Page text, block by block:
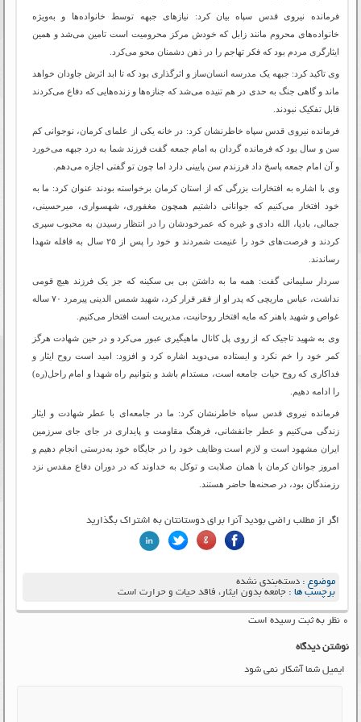
فرمانده نیروی قدس سپاه بیان کرد: نیازهای جبهه توسط خانواده‌ها و به‌ویژه
خانواده‌های محروم مانند زابل که خودش مرکز محرومیت است تامین می‌شد و همین
ایثارگری مردم بود که فکر تهاجم را در ذهن دشمنان محو می‌کرد.
وی تاکید کرد: جبهه یک مدرسه انسان‌ساز و اثرگذاری بود که تا ابد اثرش جاودان خواهد
ماند و گاهی جنگ به حدی در هم تنیده می‌شد که جنازه‌ها و زنده‌هایی که دفاع می‌کردند
قابل تفکیک نبودند.
فرمانده نیروی قدس سپاه خاطرنشان کرد: در خانه یکی از علمای کرمان، نوجوانی کم
سن و سال بود که فرمانده گردان به امام جمعه گفت فرزند شما به درد جبهه می‌خورد
و آن امام جمعه پاسخ داد فرزندم سن پایینی دارد اما چون تو گفتی اجازه می‌دهم.
وی با اشاره به افتخارات بزرگی که از استان کرمان برخواسته‌ بودند عنوان کرد: ما به
خود افتخار می‌کنیم که جوانانی داشتیم همچون مغفوری، شهسواری، میرحسینی،
جمالی، بادپا، الله دادی و غیره که عمرخودشان را در انتظار رسیدن به محبوب سپری
کردند و فرصت‌های خود را غنیمت شمردند و خود را پس از ۲۵ سال به قافله شهدا
رساندند.
سردار سلیمانی گفت: همه ما به داشتن بی بی سکینه که جز یک فرزند هیچ قومی
نداشت، عباس ماریچی که پدر او از فقر فرار کرد، شهید شمس الدینی پیرمرد ۷۰ ساله
غواص و شهید باهنر که مایه افتخار روحانیت، مدیریت است افتخار می‌کنیم.
وی به شهید تاجیک که از روی پل کانال ماهیگیری عبور می‌کرد و در حین شهادت هرگز
کمر خود را خم نکرد و ایستاده می‌دوید اشاره کرد و افزود: امید است روح ایثار و
فداکاری که روح حیات جامعه است، مستدام باشد و بتوانیم راه شهدا و امام راحل(ره)
را ادامه دهیم.
فرمانده نیروی قدس سپاه خاطرنشان کرد: ما در جامعه‌ای با عطر شهادت و ایثار
زندگی می‌کنیم و عطر جانفشانی، فرهنگ مقاومت و پایداری در جای جای سرزمین
ایران مشهود است و لازم است وظایف خود را در جایگاه خود به‌درستی انجام دهیم و
امروز جوانان کرمان با همان صلابت و توکل به خداوند که در دوران دفاع مقدس نزد
رزمندگان بود، در صحنه‌ها حاضر هستند.
اگر از مطلب راضی بودید آنرا برای دوستانتان به اشتراک بگذارید
موضوع :دسته‌بندی نشده
برچسب ها :جامعه بدون ایثار، فاقد حیات و حرارت است
۰ نظر به ثبت رسیده است
نوشتن دیدگاه
ایمیل شما آشکار نمی شود